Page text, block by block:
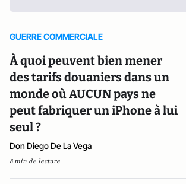
GUERRE COMMERCIALE
À quoi peuvent bien mener
des tarifs douaniers dans un
monde où AUCUN pays ne
peut fabriquer un iPhone à lui
seul ?
Don Diego De La Vega
8 min de lecture